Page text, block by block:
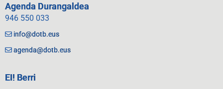
Agenda Durangaldea
946 550 033
info@dotb.eus
agenda@dotb.eus
EI! Berri